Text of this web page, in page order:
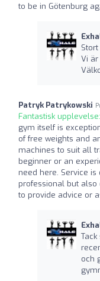
to be in Götenburg
Vi
Patryk Patrykowski
Fantastisk upplevelse:
gym itself is
of free weights and
machines to suit all
beginner or an
need here. Service
professional but
to provide advice or
och